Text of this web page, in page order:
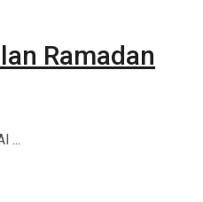
Ramadan
...